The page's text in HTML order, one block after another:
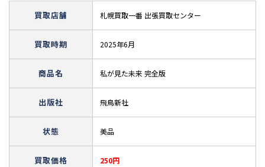
買取店舗 札幌買取一番 出張買取センター
買取時期 2025年6月
商品名 私が見た未来 完全版
出版社 飛鳥新社
状態 美品
買取価格 250円